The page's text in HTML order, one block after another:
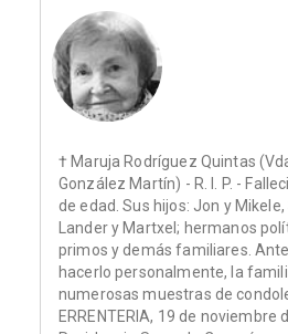
† Maruja Rodríguez Quintas
González Martín) - R. I. P. -
de edad. Sus hijos: Jon y
Lander y Martxel; hermanos
primos y demás familiares.
hacerlo personalmente, la
numerosas muestras de
ERRENTERIA, 19 de noviembre